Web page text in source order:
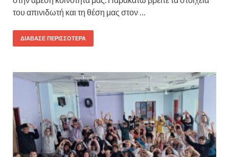
του απινιδωτή και τη θέση μας στον …
ΔΙΆΒΑΣΕ ΠΕΡΙΣΣΌΤΕΡΑ